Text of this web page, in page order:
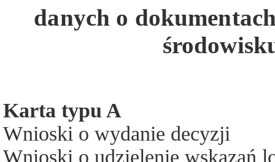
danych o
Karta typu A
Wnioski o wydanie decyzji
Wnioski o udzielenie wskazań